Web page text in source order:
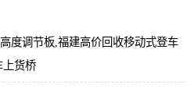
度调节板,福建高价回收移动式登车
上货桥